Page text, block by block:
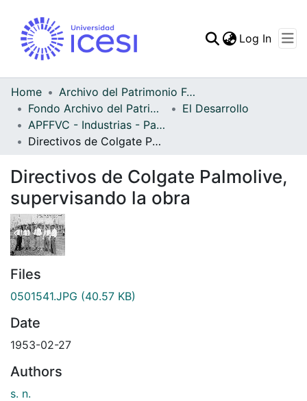
Statistics
Log In
Home
Archivo del Patrimonio Fotográfico y Fílmico del Valle del Cauca
Fondo Archivo del Patrimonio Fotográfico y Fílmico del Valle del Cauca
El Desarrollo
APFFVC - Industrias - Patrimonial
Directivos de Colgate Palmolive, supervisando la obra
Directivos de Colgate Palmolive,
supervisando la obra
Files
0501541.JPG (40.57 KB)
Date
1953-02-27
Authors
s. n.